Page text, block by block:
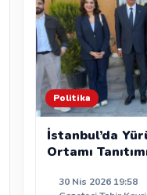
Politika
İstanbul’da
Ortamı
30 Nis 2026 19:58